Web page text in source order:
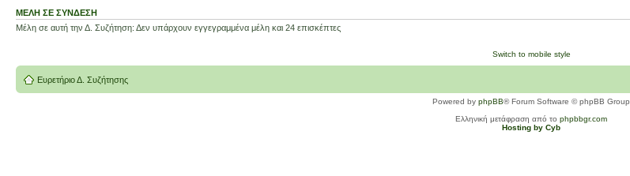
ΜΈΛΗ ΣΕ ΣΎΝΔΕΣΗ
Μέλη σε αυτή την Δ. Συζήτηση: Δεν υπάρχουν εγγεγραμμένα μέλη και 24 επισκέπτες
Switch to mobile style
Ευρετήριο Δ. Συζήτησης
Powered by phpBB® Forum Software © phpBB Group
Ελληνική μετάφραση από το phpbbgr.com
Hosting by Cyb